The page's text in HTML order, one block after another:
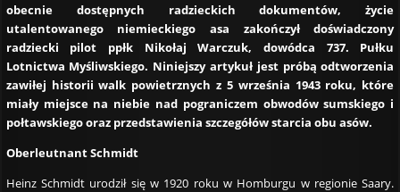
obecnie dostępnych radzieckich dokumentów, życie
utalentowanego niemieckiego asa zakończył doświadczony
radziecki pilot ppłk Nikołaj Warczuk, dowódca 737. Pułku
Lotnictwa Myśliwskiego. Niniejszy artykuł jest próbą odtworzenia
zawiłej historii walk powietrznych z 5 września 1943 roku, które
miały miejsce na niebie nad pograniczem obwodów sumskiego i
połtawskiego oraz przedstawienia szczegółów starcia obu asów.
Oberleutnant Schmidt
Heinz Schmidt urodził się w 1920 roku w Homburgu w regionie Saary.